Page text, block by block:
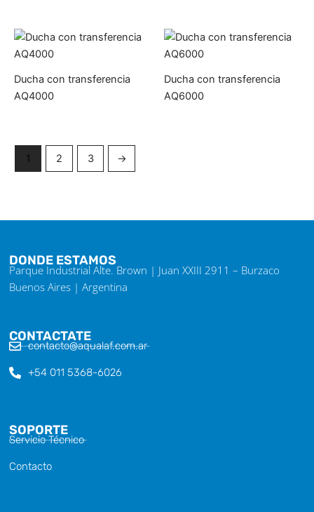
Ducha con transferencia
AQ4000
Ducha con transferencia
AQ6000
1 2 3 →
DONDE ESTAMOS
Parque Industrial Alte. Brown | Juan XXIII 2911 – Burzaco
Buenos Aires | Argentina
CONTACTATE
contacto@aqualaf.com.ar
+54 011 5368-6026
SOPORTE
Servicio Técnico
Contacto